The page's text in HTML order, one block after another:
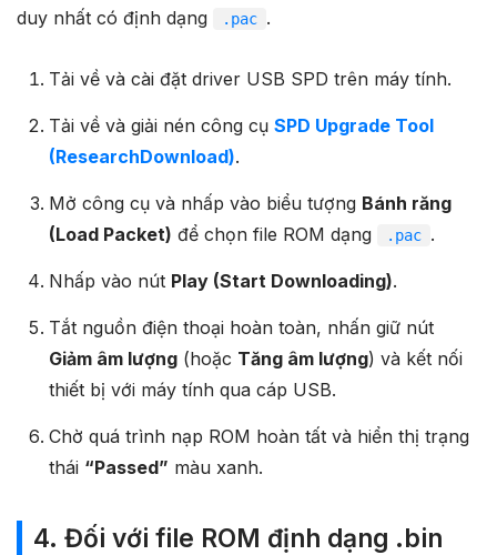
duy nhất có định dạng
.pac .
Tải về và cài đặt driver USB SPD trên máy tính.
Tải về và giải nén công cụ SPD Upgrade Tool
(ResearchDownload).
Mở công cụ và nhấp vào biểu tượng Bánh răng
(Load Packet) để chọn file ROM dạng .pac .
Nhấp vào nút Play (Start Downloading).
Tắt nguồn điện thoại hoàn toàn, nhấn giữ nút
Giảm âm lượng(hoặc Tăng âm lượng) và kết nối
thiết bị với máy tính qua cáp USB.
Chờ quá trình nạp ROM hoàn tất và hiển thị trạng
thái “Passed” màu xanh.
4. Đối với file ROM định dạng .bin